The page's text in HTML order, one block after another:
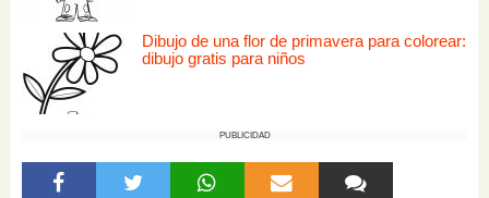
Dibujo de una flor de primavera para colorear:
dibujo gratis para niños
PUBLICIDAD